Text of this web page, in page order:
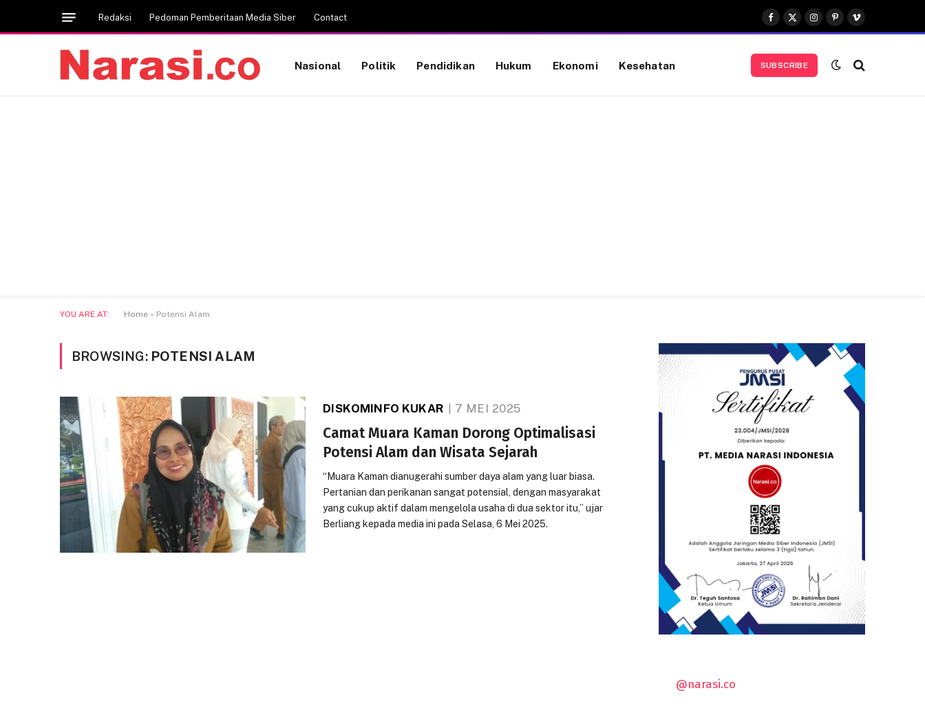
Redaksi Pedoman Pemberitaan Media Siber Contact
Facebook
X
(Twitter)
Instagram
Pinterest
Vimeo
Nasional Politik Pendidikan Hukum Ekonomi Kesehatan SUBSCRIBE
YOU ARE AT: Home » Potensi Alam
BROWSING: POTENSI ALAM
DISKOMINFO KUKAR 7 MEI 2025
Camat Muara Kaman Dorong Optimalisasi
Potensi Alam dan Wisata Sejarah
“Muara Kaman dianugerahi sumber daya alam yang luar biasa.
Pertanian dan perikanan sangat potensial, dengan masyarakat
yang cukup aktif dalam mengelola usaha di dua sektor itu,” ujar
Berliang kepada media ini pada Selasa, 6 Mei 2025.
@narasi.co